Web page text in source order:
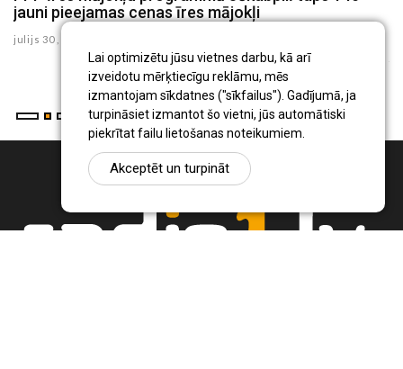
Lai optimizētu jūsu vietnes darbu, kā arī
izveidotu mērķtiecīgu reklāmu, mēs
izmantojam sīkdatnes ("sīkfailus"). Gadījumā, ja
turpināsiet izmantot šo vietni, jūs automātiski
piekrītat failu lietošanas noteikumiem.
Akceptēt un turpināt
jauni pieejamas cenas īres mājokļi
julijs 30 , 2026